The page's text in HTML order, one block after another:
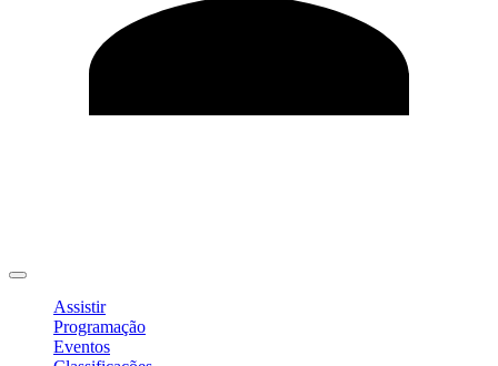
Assistir
Programação
Eventos